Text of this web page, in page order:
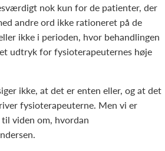
nok kun for de patienter, der
andre ord ikke rationeret på de
ikke i perioden, hvor behandlingen
udtryk for fysioterapeuternes høje
ikke, at det er enten eller, og at det
fysioterapeuterne. Men vi er
viden om, hvordan